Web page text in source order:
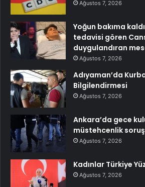
Ağustos 7, 2026
Yoğun bakıma
tedavisi gören
duygulandıran
Ağustos 7, 2026
Adıyaman’da
Bilgilendirmesi
Ağustos 7, 2026
Ankara’da gece
müstehcenlik
Ağustos 7, 2026
Kadınlar Türkiye
Ağustos 7, 2026